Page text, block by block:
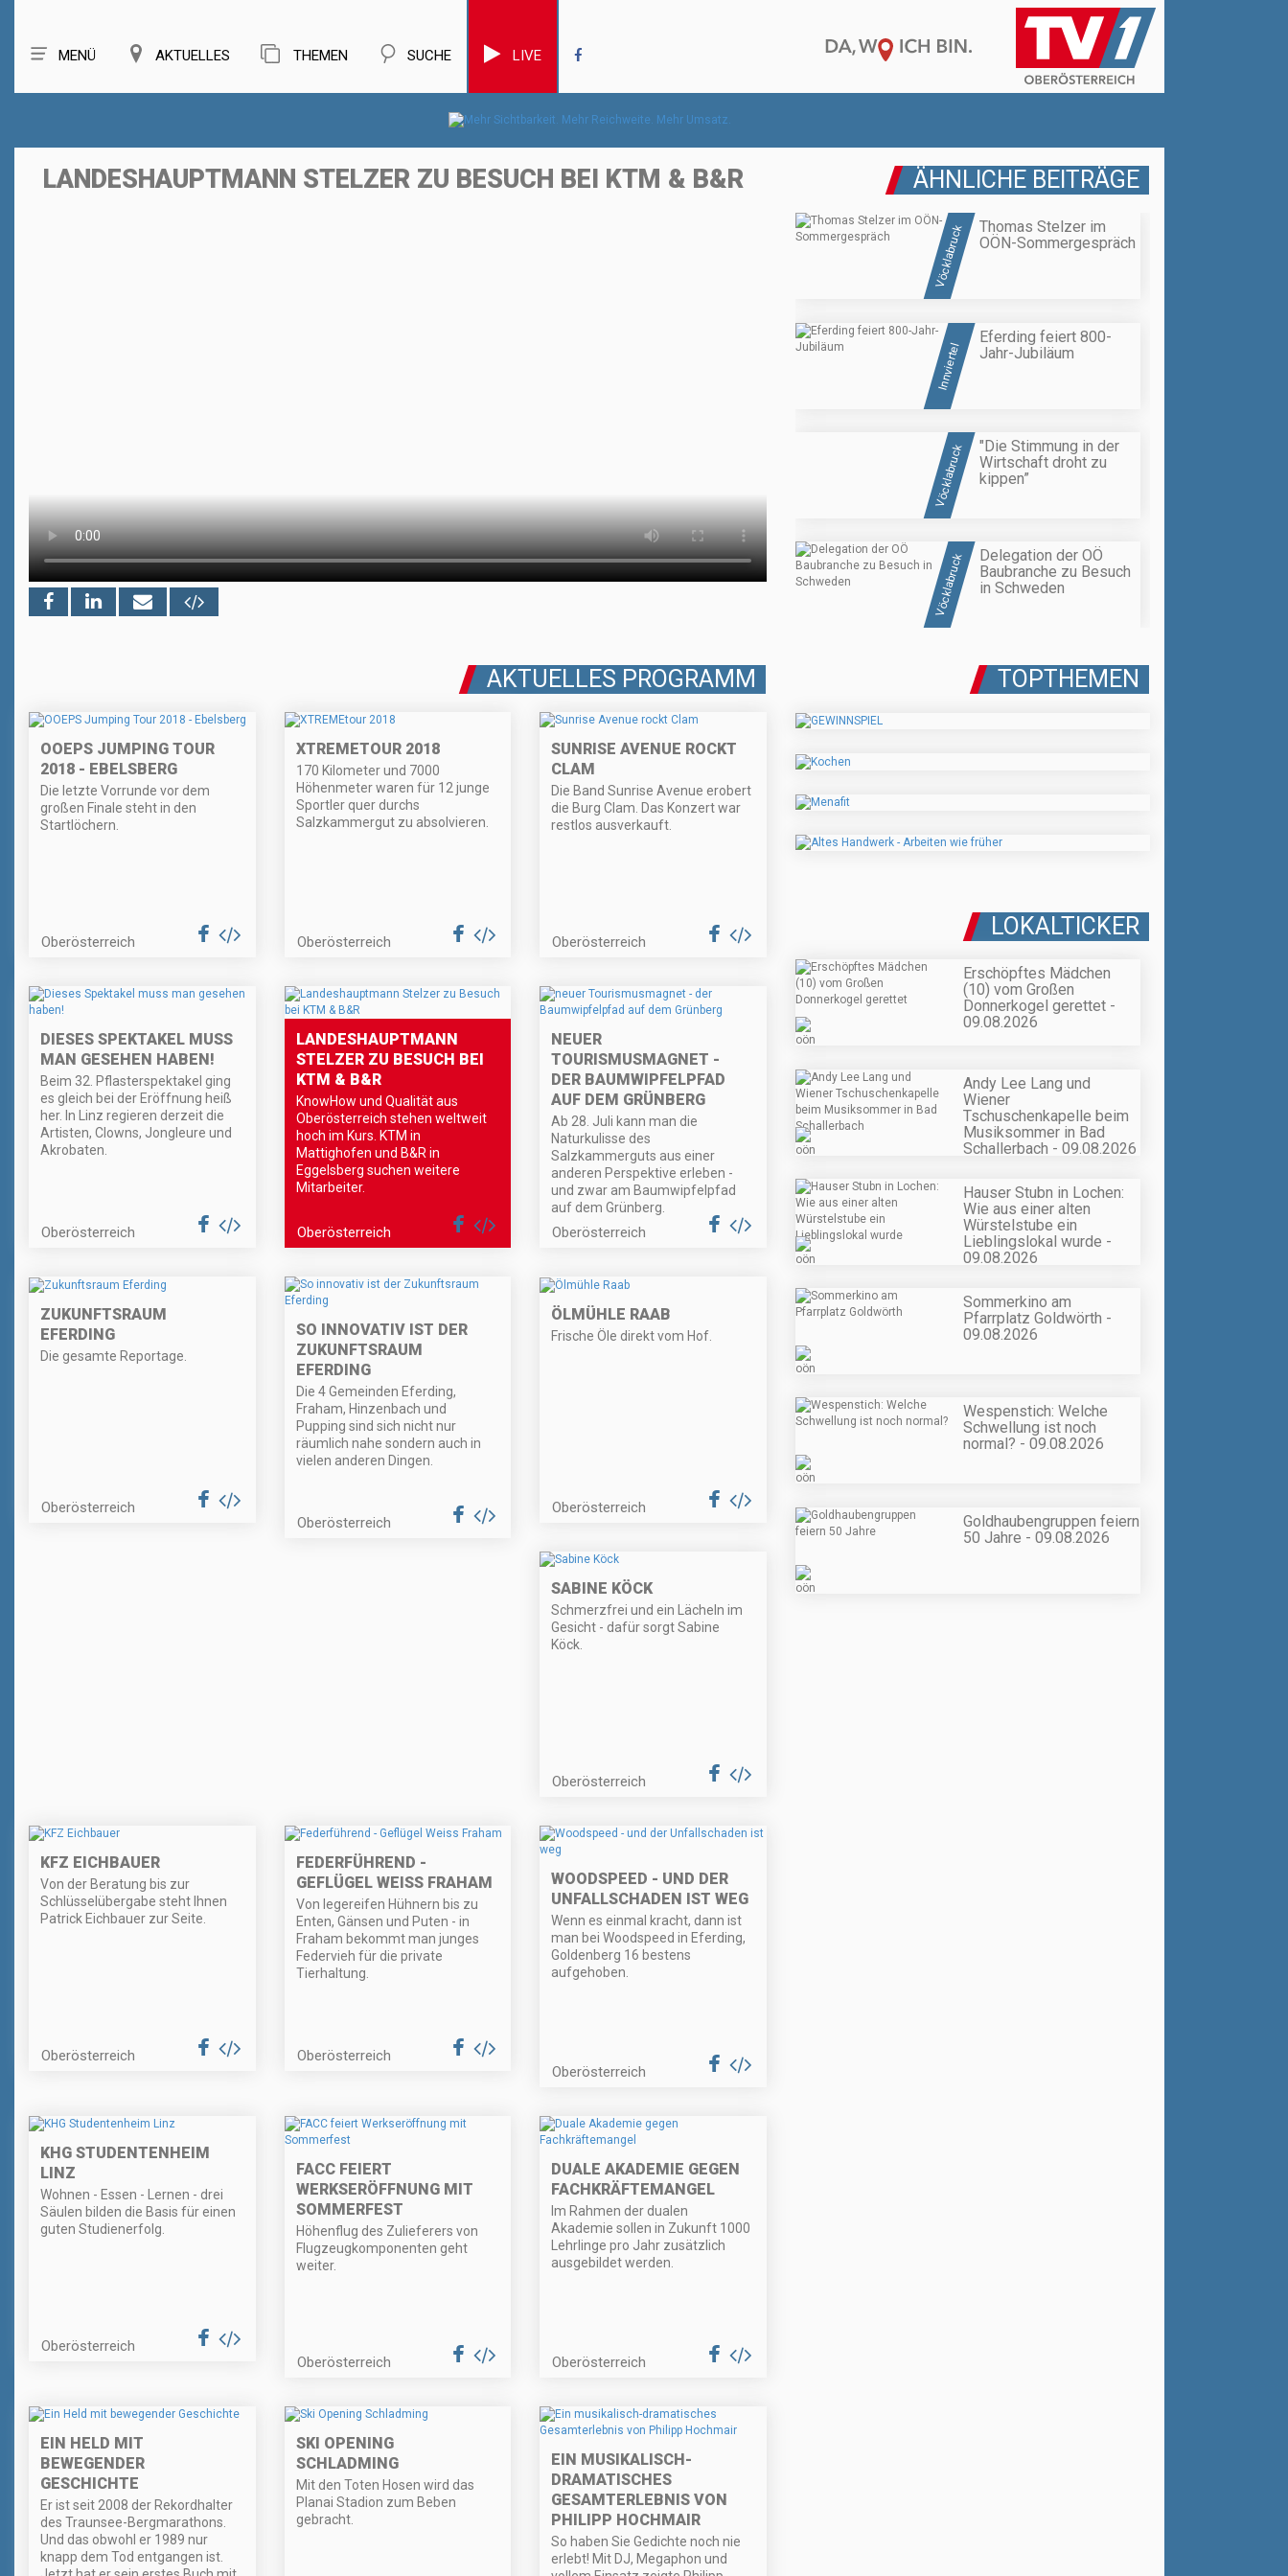
MENÜ AKTUELLES THEMEN SUCHE LIVE
LANDESHAUPTMANN STELZER ZU BESUCH BEI KTM & B&R ÄHNLICHE BEITRÄGE
Vöcklabruck
Thomas Stelzer im
OÖN-Sommergespräch
Innviertel
Eferding feiert 800-
Jahr-Jubiläum
Vöcklabruck
"Die Stimmung in der
Wirtschaft droht zu
kippen”
Vöcklabruck
Delegation der OÖ
Baubranche zu Besuch
in Schweden
AKTUELLES PROGRAMM
OOEPS JUMPING TOUR
2018 - EBELSBERG
Die letzte Vorrunde vor dem
großen Finale steht in den
Startlöchern.
Oberösterreich
XTREMETOUR 2018
170 Kilometer und 7000
Höhenmeter waren für 12 junge
Sportler quer durchs
Salzkammergut zu absolvieren.
Oberösterreich
SUNRISE AVENUE ROCKT
CLAM
Die Band Sunrise Avenue erobert
die Burg Clam. Das Konzert war
restlos ausverkauft.
Oberösterreich
DIESES SPEKTAKEL MUSS
MAN GESEHEN HABEN!
Beim 32. Pflasterspektakel ging
es gleich bei der Eröffnung heiß
her. In Linz regieren derzeit die
Artisten, Clowns, Jongleure und
Akrobaten.
Oberösterreich
LANDESHAUPTMANN
STELZER ZU BESUCH BEI
KTM & B&R
KnowHow und Qualität aus
Oberösterreich stehen weltweit
hoch im Kurs. KTM in
Mattighofen und B&R in
Eggelsberg suchen weitere
Mitarbeiter.
Oberösterreich
NEUER
TOURISMUSMAGNET -
DER BAUMWIPFELPFAD
AUF DEM GRÜNBERG
Ab 28. Juli kann man die
Naturkulisse des
Salzkammerguts aus einer
anderen Perspektive erleben -
und zwar am Baumwipfelpfad
auf dem Grünberg.
Oberösterreich
ZUKUNFTSRAUM
EFERDING
Die gesamte Reportage.
Oberösterreich
SO INNOVATIV IST DER
ZUKUNFTSRAUM
EFERDING
Die 4 Gemeinden Eferding,
Fraham, Hinzenbach und
Pupping sind sich nicht nur
räumlich nahe sondern auch in
vielen anderen Dingen.
Oberösterreich
ÖLMÜHLE RAAB
Frische Öle direkt vom Hof.
Oberösterreich
SABINE KÖCK
Schmerzfrei und ein Lächeln im
Gesicht - dafür sorgt Sabine
Köck.
Oberösterreich
KFZ EICHBAUER
Von der Beratung bis zur
Schlüsselübergabe steht Ihnen
Patrick Eichbauer zur Seite.
Oberösterreich
FEDERFÜHREND -
GEFLÜGEL WEISS FRAHAM
Von legereifen Hühnern bis zu
Enten, Gänsen und Puten - in
Fraham bekommt man junges
Federvieh für die private
Tierhaltung.
Oberösterreich
WOODSPEED - UND DER
UNFALLSCHADEN IST WEG
Wenn es einmal kracht, dann ist
man bei Woodspeed in Eferding,
Goldenberg 16 bestens
aufgehoben.
Oberösterreich
KHG STUDENTENHEIM
LINZ
Wohnen - Essen - Lernen - drei
Säulen bilden die Basis für einen
guten Studienerfolg.
Oberösterreich
FACC FEIERT
WERKSERÖFFNUNG MIT
SOMMERFEST
Höhenflug des Zulieferers von
Flugzeugkomponenten geht
weiter.
Oberösterreich
DUALE AKADEMIE GEGEN
FACHKRÄFTEMANGEL
Im Rahmen der dualen
Akademie sollen in Zukunft 1000
Lehrlinge pro Jahr zusätzlich
ausgebildet werden.
Oberösterreich
EIN HELD MIT
BEWEGENDER
GESCHICHTE
Er ist seit 2008 der Rekordhalter
des Traunsee-Bergmarathons.
Und das obwohl er 1989 nur
knapp dem Tod entgangen ist.
SKI OPENING
SCHLADMING
Mit den Toten Hosen wird das
Planai Stadion zum Beben
gebracht.
EIN MUSIKALISCH-
DRAMATISCHES
GESAMTERLEBNIS VON
PHILIPP HOCHMAIR
So haben Sie Gedichte noch nie
erlebt! Mit DJ, Megaphon und
TOPTHEMEN
LOKALTICKER
Erschöpftes Mädchen
(10) vom Großen
Donnerkogel gerettet -
09.08.2026
Andy Lee Lang und
Wiener
Tschuschenkapelle beim
Musiksommer in Bad
Schallerbach - 09.08.2026
Hauser Stubn in Lochen:
Wie aus einer alten
Würstelstube ein
Lieblingslokal wurde -
09.08.2026
Sommerkino am
Pfarrplatz Goldwörth -
09.08.2026
Wespenstich: Welche
Schwellung ist noch
normal? - 09.08.2026
Goldhaubengruppen feiern
50 Jahre - 09.08.2026